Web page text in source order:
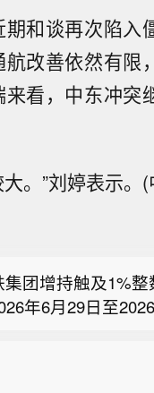
和谈再次陷入
改善依然有限
看，中东冲突
。”刘婷表示。
协议到期不再续
。戴岚直接持股
议终止后仍为一致
司控股股东、实
回购股份用于员工
元/股，期限自
计划或股权激励
集团增持触及1%
年6月29日至